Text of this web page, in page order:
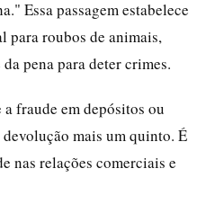
Essa passagem estabelece
para roubos de animais,
pena para deter crimes.
a fraude em depósitos ou
mais um quinto. É
nas relações comerciais e